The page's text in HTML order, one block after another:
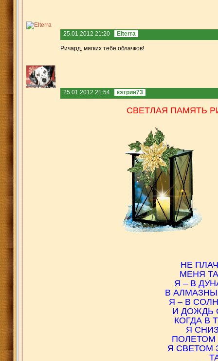
25.01.2012 21:20 Elterra
Ричард, мягких тебе облачков!
25.01.2012 21:54 кэтрин73
СВЕТЛАЯ ПАМЯТЬ
НЕ
МЕНЯ
Я – В
В
Я – В
И ДОЖДЬ
КОГДА В
Я
ПОЛЕТОМ
Я СВЕТОМ